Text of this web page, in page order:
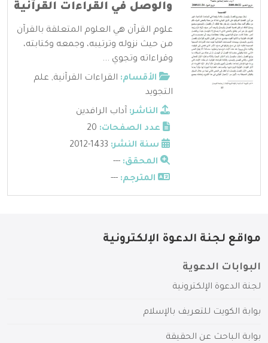
والوصل في القراءات القرآنية
علوم القرآن هي العلوم المتعلقة بالقرآن
من حيث نزوله وترتيبه، وجمعه وكتابته،
وقراءاته وتجوي ...
الأقسام: القراءات القرآنية, علم
التجويد
الناشر: آداب الرافدين
عدد الصفحات:
سنة النشر:
المحقق: ---
المترجم: ---
مواقع لجنة الدعوة الإلكترونية
البوابات الدعوية
لجنة الدعوة الإلكترونية
بوابة الكويت للتعريف بالإسلام
بوابة الباحث عن الحقيقة